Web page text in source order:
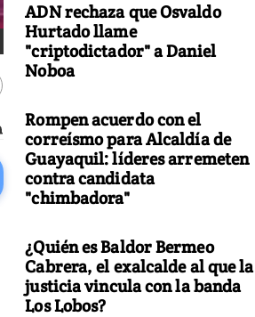
ADN rechaza que Osvaldo
Hurtado llame
"criptodictador" a Daniel
Noboa
Rompen acuerdo con el
correísmo para Alcaldía de
Guayaquil: líderes arremeten
contra candidata
"chimbadora"
¿Quién es Baldor Bermeo
Cabrera, el exalcalde al que la
justicia vincula con la banda
Los Lobos?